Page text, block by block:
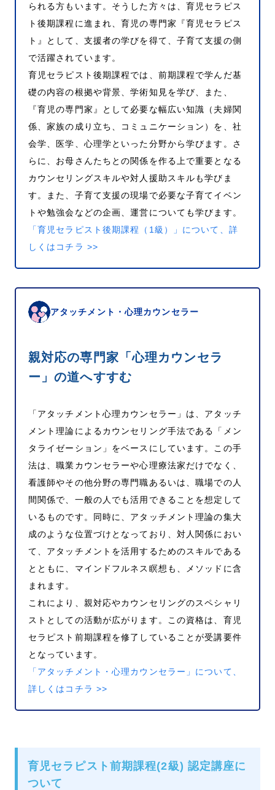
られる方もいます。そうした方々は、育児セラピス
ト後期課程に進まれ、育児の専門家『育児セラピス
ト』として、支援者の学びを得て、子育て支援の側
で活躍されています。
育児セラピスト後期課程では、前期課程で学んだ基
礎の内容の根拠や背景、学術知見を学び、また、
『育児の専門家』として必要な幅広い知識（夫婦関
係、家族の成り立ち、コミュニケーション）を、社
会学、医学、心理学といった分野から学びます。さ
らに、お母さんたちとの関係を作る上で重要となる
カウンセリングスキルや対人援助スキルも学びま
す。また、子育て支援の現場で必要な子育てイベン
トや勉強会などの企画、運営についても学びます。
「育児セラピスト後期課程（1級）」について、詳
しくはコチラ >>
アタッチメント・心理カウンセラー
親対応の専門家「心理カウンセラ
ー」の道へすすむ
「アタッチメント心理カウンセラー」は、アタッチ
メント理論によるカウンセリング手法である「メン
タライゼーション」をベースにしています。この手
法は、職業カウンセラーや心理療法家だけでなく、
看護師やその他分野の専門職あるいは、職場での人
間関係で、一般の人でも活用できることを想定して
いるものです。同時に、アタッチメント理論の集大
成のような位置づけとなっており、対人関係におい
て、アタッチメントを活用するためのスキルである
とともに、マインドフルネス瞑想も、メソッドに含
まれます。
これにより、親対応やカウンセリングのスペシャリ
ストとしての活動が広がります。この資格は、育児
セラピスト前期課程を修了していることが受講要件
となっています。
「アタッチメント・心理カウンセラー」について、
詳しくはコチラ >>
育児セラピスト前期課程(2級) 認定講座に
ついて